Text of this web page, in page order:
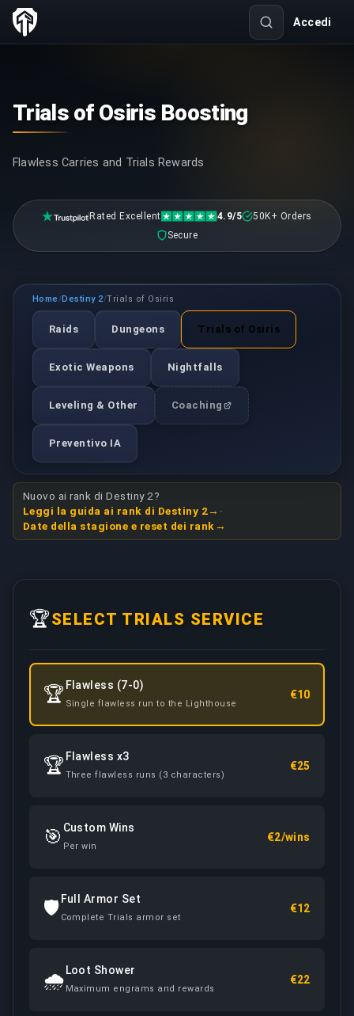
Accedi
Trials of Osiris Boosting
Flawless Carries and Trials Rewards
Rated Excellent 4.9/5
50K+ Orders
Secure
Home /Destiny 2/Trials of Osiris
Raids Dungeons Trials of Osiris
Exotic Weapons Nightfalls
Leveling & Other Coaching
Preventivo IA
Nuovo ai rank di Destiny 2?
Leggi la guida ai rank di Destiny 2
·
Date della stagione e reset dei rank
🏆SELECT TRIALS SERVICE
🏆 Flawless (7-0)
Single flawless run to the Lighthouse
€10
🏆 Flawless x3
Three flawless runs (3 characters)
€25
🎯 Custom Wins
Per win
€2/wins
🛡️ Full Armor Set
Complete Trials armor set
€12
🌧️ Loot Shower
Maximum engrams and rewards
€22